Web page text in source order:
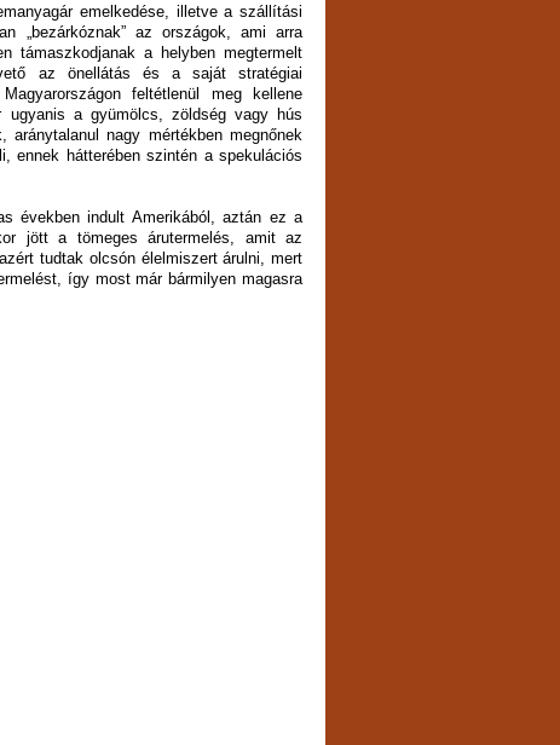
emelkedése, illetve a szállítási
„bezárkóznak” az országok, ami arra
támaszkodjanak a helyben megtermelt
az önellátás és a saját stratégiai
feltétlenül meg kellene
ugyanis a gyümölcs, zöldség vagy hús
nagy mértékben megnőnek
ennek hátterében szintén a spekulációs
években indult Amerikából, aztán ez a
jött a tömeges árutermelés, amit az
tudtak olcsón élelmiszert árulni, mert
így most már bármilyen magasra